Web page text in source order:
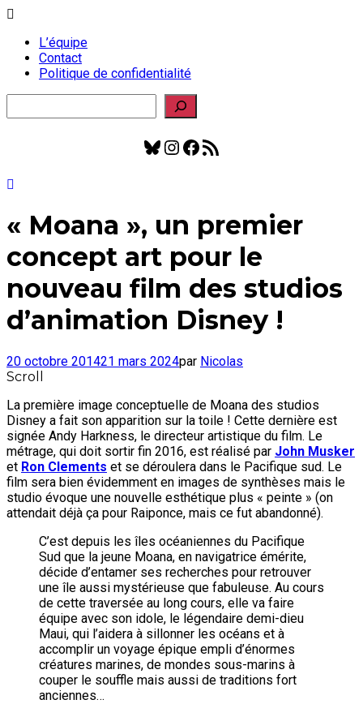
L’équipe
Contact
Politique de confidentialité
Bluesky
Instagram
Facebook
Flux RSS
« Moana », un premier
concept art pour le
nouveau film des studios
d’animation Disney‏ !
20 octobre 201421 mars 2024par Nicolas
Scroll
La première image conceptuelle de Moana des studios
Disney a fait son apparition sur la toile ! Cette dernière est
signée Andy Harkness, le directeur artistique du film. Le
métrage, qui doit sortir fin 2016, est réalisé par John Musker
et Ron Clements et se déroulera dans le Pacifique sud. Le
film sera bien évidemment en images de synthèses mais le
studio évoque une nouvelle esthétique plus « peinte » (on
attendait déjà ça pour Raiponce, mais ce fut abandonné).
C’est depuis les îles océaniennes du Pacifique
Sud que la jeune Moana, en navigatrice émérite,
décide d’entamer ses recherches pour retrouver
une île aussi mystérieuse que fabuleuse. Au cours
de cette traversée au long cours, elle va faire
équipe avec son idole, le légendaire demi-dieu
Maui, qui l’aidera à sillonner les océans et à
accomplir un voyage épique empli d’énormes
créatures marines, de mondes sous-marins à
couper le souffle mais aussi de traditions fort
anciennes…